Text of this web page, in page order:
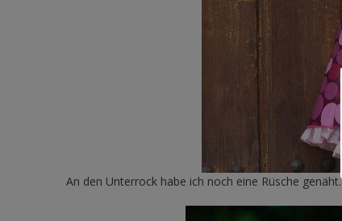
An den Unterrock habe ich noch eine Rüsche genäht.